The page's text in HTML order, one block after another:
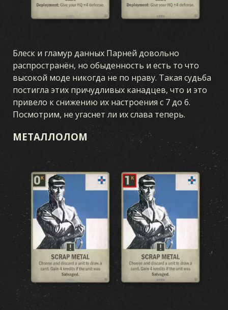
Блеск и гламур данных Парней довольно
распространён, но обыденность и есть то что
высокой моде никогда не по нраву. Такая судьба
постигла этих причудливых канадцев, что и это
привело к снижению их настроения с 7 до 6.
Посмотрим, не угаснет ли их слава теперь.
МЕТАЛЛОЛОМ